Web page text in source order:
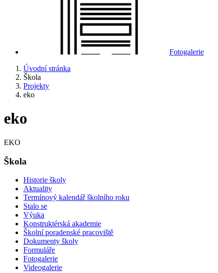
Fotogalerie
Úvodní stránka
Škola
Projekty
eko
eko
EKO
Škola
Historie školy
Aktuality
Termínový kalendář školního roku
Stalo se
Výuka
Konstruktérská akademie
Školní poradenské pracoviště
Dokumenty školy
Formuláře
Fotogalerie
Videogalerie